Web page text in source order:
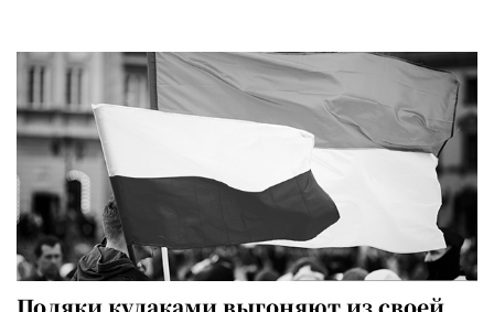
Поляки кулаками выгоняют из своей